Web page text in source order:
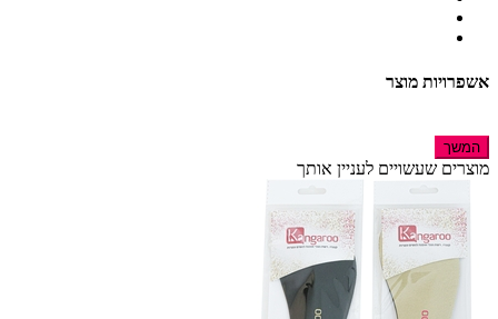
אשפרויות מוצר
המשך
מוצרים שעשויים לעניין אותך